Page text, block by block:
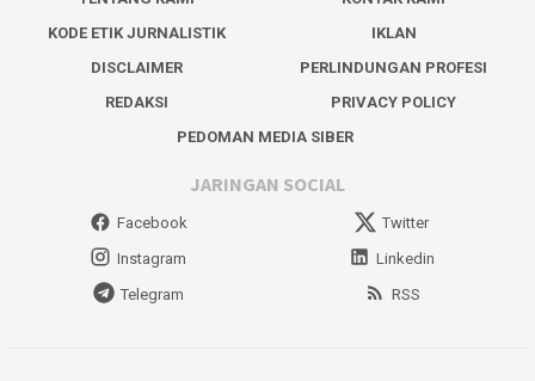
KODE ETIK JURNALISTIK
IKLAN
DISCLAIMER
PERLINDUNGAN PROFESI
REDAKSI
PRIVACY POLICY
PEDOMAN MEDIA SIBER
JARINGAN SOCIAL
Facebook
Twitter
Instagram
Linkedin
Telegram
RSS